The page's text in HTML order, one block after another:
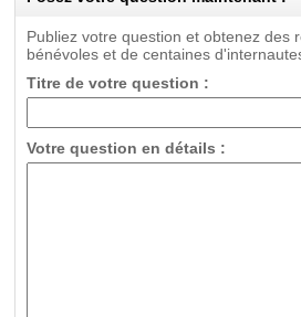
Publiez votre question et obtenez des
bénévoles et de centaines
Titre de votre question :
Votre question en détails :